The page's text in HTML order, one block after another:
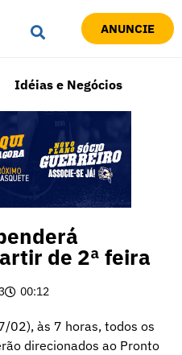
ANUNCIE
Idéias e Negócios
de 2ª feira
00:12
02), às 7 horas, todos os
direcionados ao Pronto